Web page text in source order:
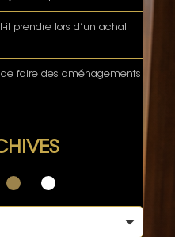
il prendre lors d’un achat
de faire des aménagements